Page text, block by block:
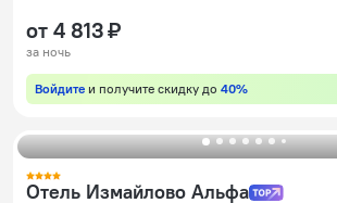
от 4 813 ₽
за ночь
Войдите и получите скидку до 40%
Отель Измайлово Альфа